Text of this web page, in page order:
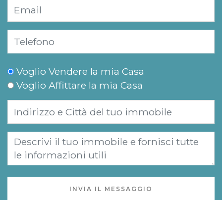
Voglio Vendere la mia Casa
Voglio Affittare la mia Casa
INVIA IL MESSAGGIO